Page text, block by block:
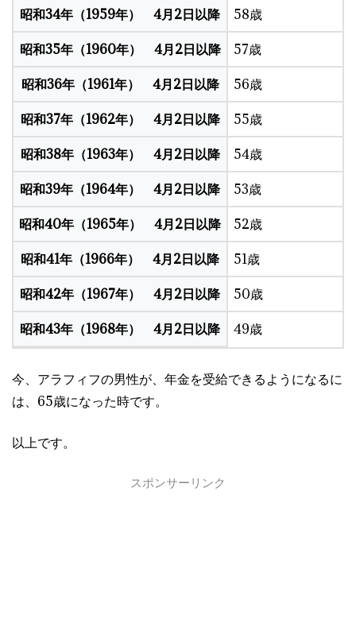
昭和34年（1959年） 4月2日以降
58歳
昭和35年（1960年） 4月2日以降
57歳
昭和36年（1961年） 4月2日以降
56歳
昭和37年（1962年） 4月2日以降
55歳
昭和38年（1963年） 4月2日以降
54歳
昭和39年（1964年） 4月2日以降
53歳
昭和40年（1965年） 4月2日以降
52歳
昭和41年（1966年） 4月2日以降
51歳
昭和42年（1967年） 4月2日以降
50歳
昭和43年（1968年） 4月2日以降
49歳
今、アラフィフの男性が、年金を受給できるようになるに
は、65歳になった時です。
以上です。
スポンサーリンク